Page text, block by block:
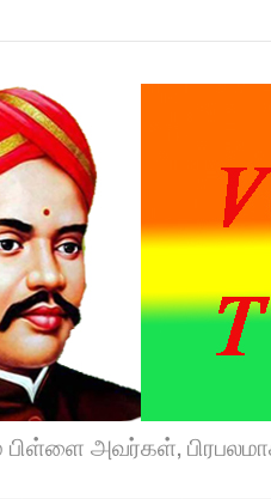
பிள்ளை அவர்கள்,